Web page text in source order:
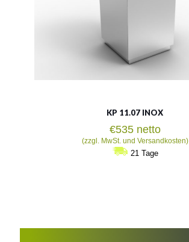
KP 11.07 INOX
€535 netto
(zzgl. MwSt. und Versandkosten)
21 Tage